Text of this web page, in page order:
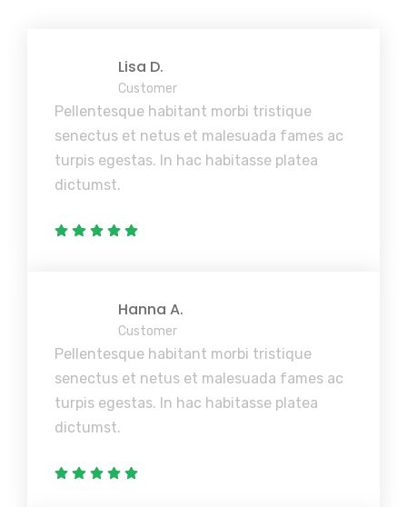
Lisa D.
Customer
Pellentesque habitant morbi tristique
senectus et netus et malesuada fames ac
turpis egestas. In hac habitasse platea
dictumst.
Hanna A.
Customer
Pellentesque habitant morbi tristique
senectus et netus et malesuada fames ac
turpis egestas. In hac habitasse platea
dictumst.